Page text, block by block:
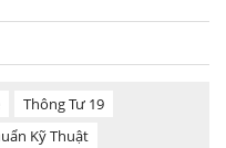
Thông Tư 19
Kỹ Thuật